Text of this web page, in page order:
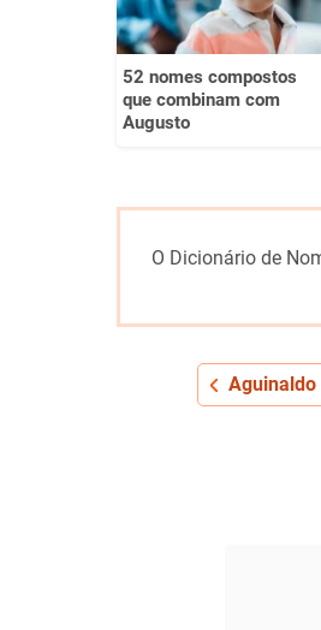
52 nomes compostos
que combinam com
Augusto
O Dicionário de
Aguinaldo